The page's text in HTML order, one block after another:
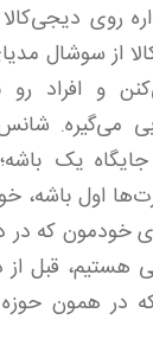
روی دیجی‌کالا
از سوشال
و افراد
می‌گیره. شانس
یک
اول باشه،
خودمون که در
هستیم، قبل از
که در همون